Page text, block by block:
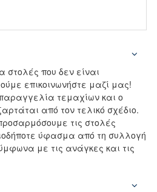
στολές που δεν είναι
επικοινωνήστε μαζί μας!
τεμαχίων και ο
από τον τελικό σχέδιο.
τις στολές
ύφασμα από τη συλλογή
με τις ανάγκες και τις